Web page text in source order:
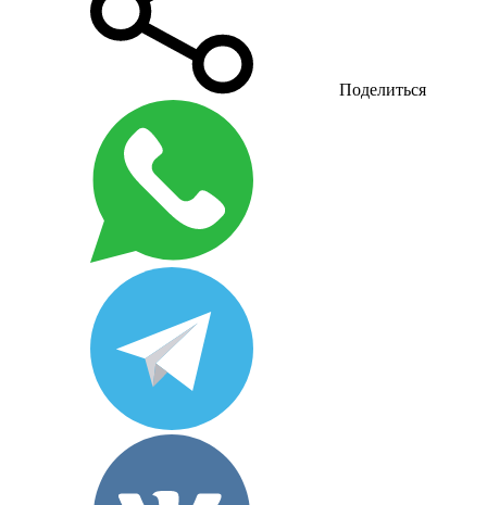
Поделиться